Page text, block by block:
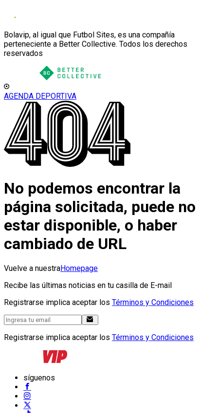
Bolavip, al igual que Futbol Sites, es una compañía
perteneciente a Better Collective. Todos los derechos
reservados
AGENDA DEPORTIVA
No podemos encontrar la
página solicitada, puede no
estar disponible, o haber
cambiado de URL
Vuelve a nuestraHomepage
Recibe las últimas noticias en tu casilla de E-mail
Registrarse implica aceptar los Términos y Condiciones
Registrarse implica aceptar los Términos y Condiciones
síguenos